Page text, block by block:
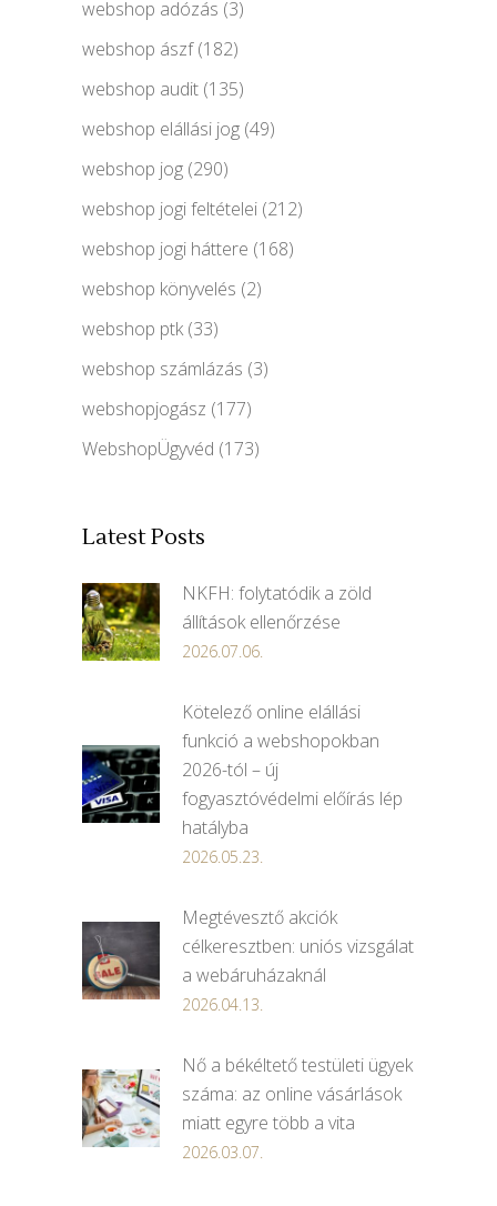
webshop adózás (3)
webshop ászf(182)
webshop audit (135)
webshop elállási jog (49)
webshop jog (290)
webshop jogi feltételei (212)
webshop jogi háttere (168)
webshop könyvelés (2)
webshop ptk(33)
webshop számlázás (3)
webshopjogász (177)
WebshopÜgyvéd (173)
Latest Posts
NKFH: folytatódik a zöld
állítások ellenőrzése
2026.07.06.
Kötelező online elállási
funkció a webshopokban
2026-tól – új
fogyasztóvédelmi előírás lép
hatályba
2026.05.23.
Megtévesztő akciók
célkeresztben: uniós vizsgálat
a webáruházaknál
2026.04.13.
Nő a békéltető testületi ügyek
száma: az online vásárlások
miatt egyre több a vita
2026.03.07.